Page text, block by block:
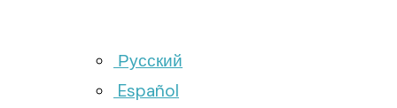
Русский
Español